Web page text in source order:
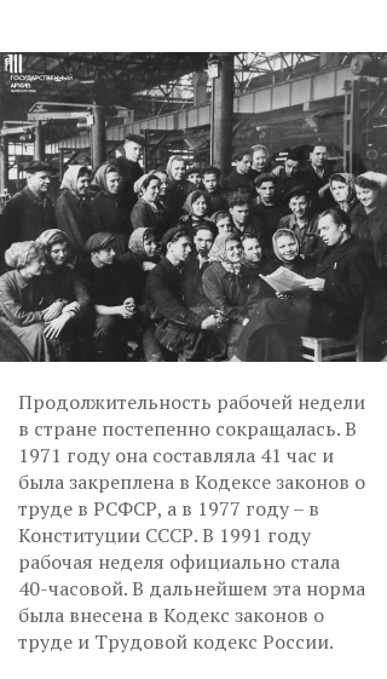
Продолжительность рабочей недели
в стране постепенно сокращалась. В
1971 году она составляла 41 час и
была закреплена в Кодексе законов о
труде в РСФСР, а в 1977 году – в
Конституции СССР. В 1991 году
рабочая неделя официально стала
40-часовой. В дальнейшем эта норма
была внесена в Кодекс законов о
труде и Трудовой кодекс России.